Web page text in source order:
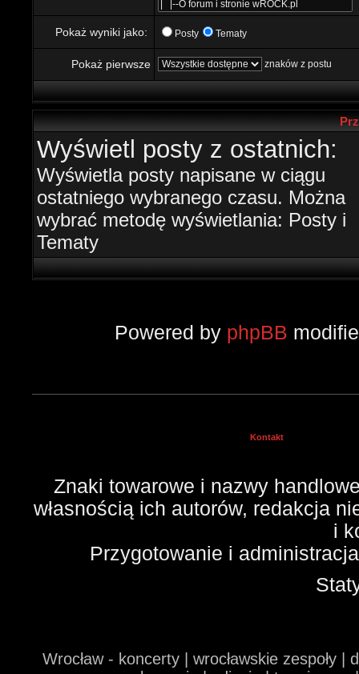
Pokaż wyniki jako: Posty Tematy
Pokaż pierwsze znaków z postu
Wyświetl posty z ostatnich:
Wyświetla posty napisane w ciągu
ostatniego wybranego czasu. Można
wybrać metodę wyświetlania: Posty i
Tematy
Powered by phpBB
Kontakt
Znaki towarowe i nazwy
własnością ich autorów, redakcja
i
Przygotowanie i
Wrocław - koncerty | wrocławskie zespoły